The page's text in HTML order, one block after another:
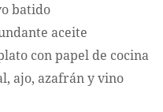
batido
aceite
con papel de cocina
ajo, azafrán y vino